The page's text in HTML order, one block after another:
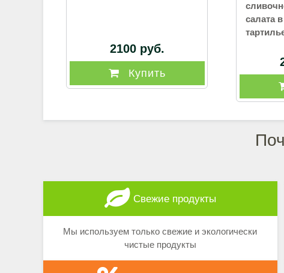
2100 руб.
Купить
салата
Свежие продукты
Мы используем только свежие и экологически
чистые продукты